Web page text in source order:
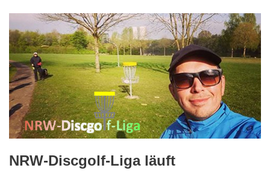
NRW-Discgolf-Liga läuft